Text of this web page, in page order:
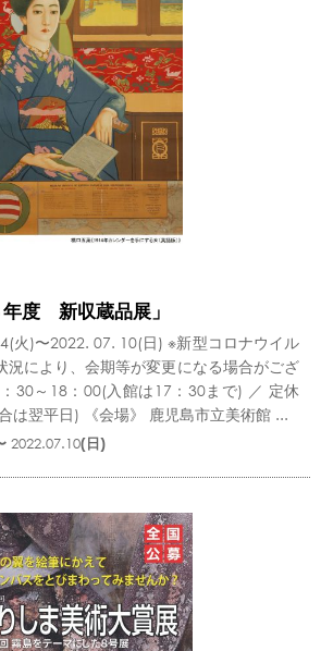
度 新収蔵品展」
火)〜2022. 07. 10(日) ※新型コロナウイル
況により、会期等が変更になる場合がござ
30～18：00(入館は17：30まで) ／ 定休
は翌平日) 《会場》 鹿児島市立美術館 ...
2022.07.10(日)